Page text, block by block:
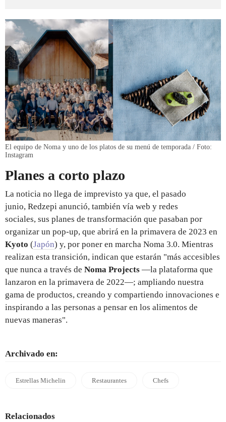
El equipo de Noma y uno de los platos de su menú de temporada / Foto:
Instagram
Planes a corto plazo
La noticia no llega de imprevisto ya que, el pasado
junio, Redzepi anunció, también vía web y redes
sociales, sus planes de transformación que pasaban por
organizar un pop-up, que abrirá en la primavera de 2023 en
Kyoto (Japón) y, por poner en marcha Noma 3.0. Mientras
realizan esta transición, indican que estarán "más accesibles
que nunca a través de Noma Projects —la plataforma que
lanzaron en la primavera de 2022—; ampliando nuestra
gama de productos, creando y compartiendo innovaciones e
inspirando a las personas a pensar en los alimentos de
nuevas maneras".
Archivado en:
Estrellas Michelin Restaurantes Chefs
Relacionados